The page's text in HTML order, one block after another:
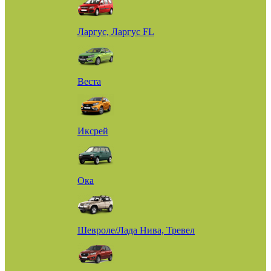
Ларгус, Ларгус FL
Веста
Иксрей
Ока
Шевроле/Лада Нива, Тревел